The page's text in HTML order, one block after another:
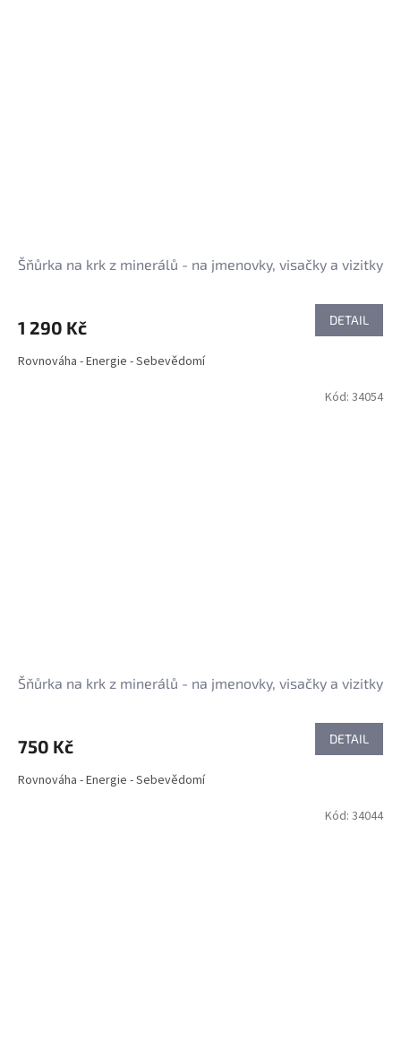
Šňůrka na krk z minerálů - na jmenovky, visačky a vizitky
1 290 Kč DETAIL
Rovnováha - Energie - Sebevědomí
Šňůrka na krk z minerálů - na jmenovky, visačky a vizitky
750 Kč DETAIL
Rovnováha - Energie - Sebevědomí
Kód: 34054
Kód: 34044